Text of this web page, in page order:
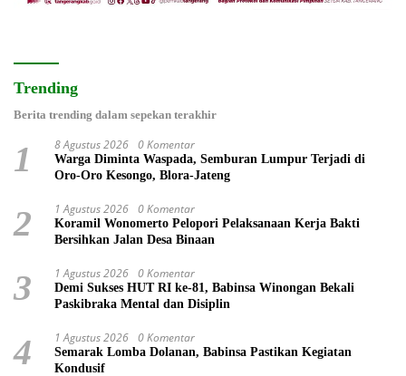
Trending
Berita trending dalam sepekan terakhir
1 8 Agustus 2026 0 Komentar
Warga Diminta Waspada, Semburan Lumpur Terjadi di
Oro-Oro Kesongo, Blora-Jateng
2 1 Agustus 2026 0 Komentar
Koramil Wonomerto Pelopori Pelaksanaan Kerja Bakti
Bersihkan Jalan Desa Binaan
3 1 Agustus 2026 0 Komentar
Demi Sukses HUT RI ke-81, Babinsa Winongan Bekali
Paskibraka Mental dan Disiplin
4 1 Agustus 2026 0 Komentar
Semarak Lomba Dolanan, Babinsa Pastikan Kegiatan
Kondusif